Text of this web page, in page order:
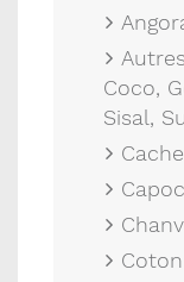
Coco,
Sisal,
Capoc
Coton